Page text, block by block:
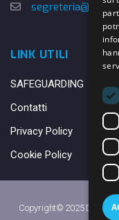
LINK UTILI
SAFEGUARDING
Contatti
Privacy Policy
Cookie Policy
Copyright© 2025 DANY